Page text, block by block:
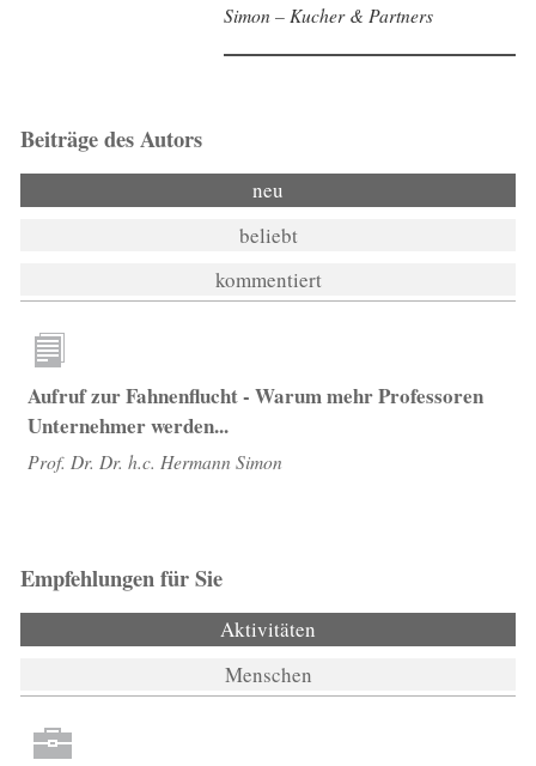
Simon – Kucher & Partners
Beiträge des Autors
neu
beliebt
kommentiert
Aufruf zur Fahnenflucht - Warum mehr Professoren
Unternehmer werden...
Prof. Dr. Dr. h.c. Hermann Simon
Empfehlungen für Sie
Aktivitäten
Menschen